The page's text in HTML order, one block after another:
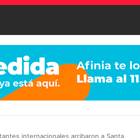
internacionales arribaron a Santa